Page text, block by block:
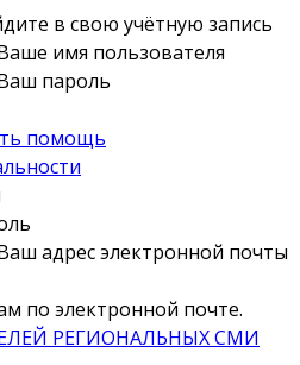
в свою учётную запись
имя пользователя
пароль
помощь
адрес электронной почты
по электронной почте.